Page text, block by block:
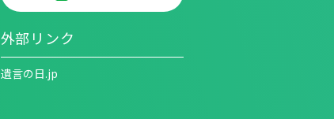
外部リンク
遺言の日.jp